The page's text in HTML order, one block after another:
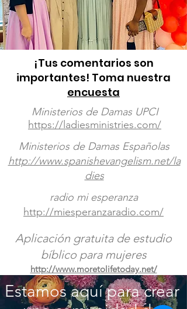
¡Tus comentarios son
importantes! Toma nuestra
encuesta
Ministerios de Damas UPCI
https://ladiesministries.com/
Ministerios de Damas Españolas
http://www.spanishevangelism.net/la
dies
radio mi esperanza
http://miesperanzaradio.com/
Aplicación gratuita de estudio
bíblico para mujeres
http://www.moretolifetoday.net/
Estamos aquí para crear